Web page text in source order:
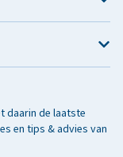
daarin de laatste
en tips & advies van